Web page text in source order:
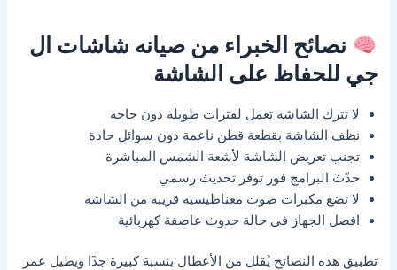
نصائح الخبراء من صيانه شاشات ال
جي للحفاظ على الشاشة
لا تترك الشاشة تعمل لفترات طويلة دون حاجة
نظف الشاشة بقطعة قطن ناعمة دون سوائل حادة
تجنب تعريض الشاشة لأشعة الشمس المباشرة
حدّث البرامج فور توفر تحديث رسمي
لا تضع مكبرات صوت مغناطيسية قريبة من الشاشة
افصل الجهاز في حالة حدوث عاصفة كهربائية
تطبيق هذه النصائح يُقلل من الأعطال بنسبة كبيرة جدًا ويطيل عمر